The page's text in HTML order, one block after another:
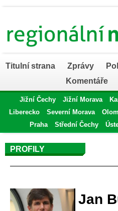
Titulní strana Zprávy
Komentáře
Jižní Čechy Jižní Morava
Liberecko
Severní Morava
Praha
Střední Čechy
PROFILY
Jan